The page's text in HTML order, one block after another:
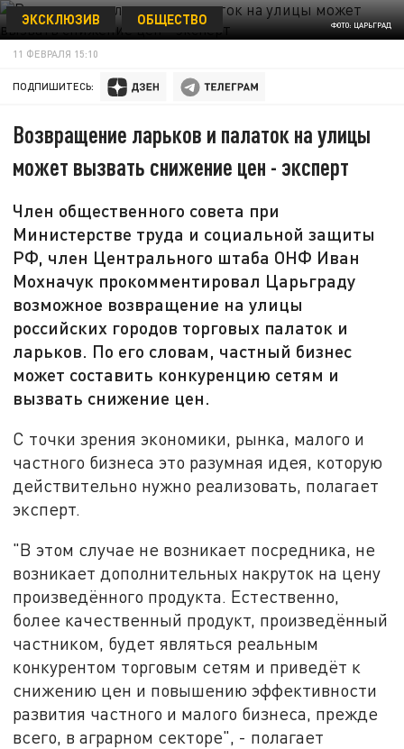
ФОТО: ЦАРЬГРАД
ЭКСКЛЮЗИВ ОБЩЕСТВО
11 ФЕВРАЛЯ 15:10
ПОДПИШИТЕСЬ:
Возвращение ларьков и палаток на улицы
может вызвать снижение цен - эксперт
Член общественного совета при
Министерстве труда и социальной защиты
РФ, член Центрального штаба ОНФ Иван
Мохначук прокомментировал Царьграду
возможное возвращение на улицы
российских городов торговых палаток и
ларьков. По его словам, частный бизнес
может составить конкуренцию сетям и
вызвать снижение цен.
С точки зрения экономики, рынка, малого и
частного бизнеса это разумная идея, которую
действительно нужно реализовать, полагает
эксперт.
"В этом случае не возникает посредника, не
возникает дополнительных накруток на цену
произведённого продукта. Естественно,
более качественный продукт, произведённый
частником, будет являться реальным
конкурентом торговым сетям и приведёт к
снижению цен и повышению эффективности
развития частного и малого бизнеса, прежде
всего, в аграрном секторе", - полагает